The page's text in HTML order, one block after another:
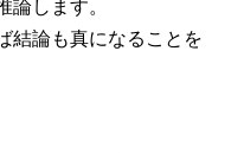
論します。
結論も真になることを